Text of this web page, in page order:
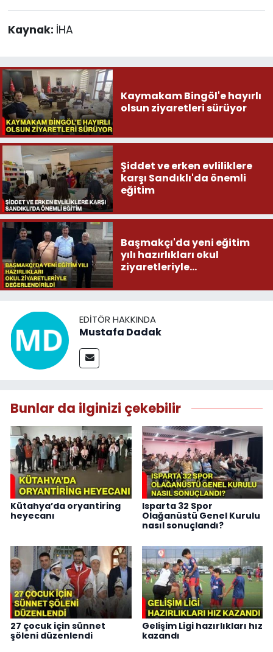
Kaynak: İHA
Kaymakam Bingöl'e hayırlı
olsun ziyaretleri sürüyor
Şiddet ve erken evliliklere
karşı Sandıklı'da önemli
eğitim
Başmakçı'da yeni eğitim
yılı hazırlıkları okul
ziyaretleriyle
EDITÖR HAKKINDA
Mustafa Dadak
Bunlar da ilginizi çekebilir
Kütahya’da oryantiring
heyecanı
Isparta 32 Spor
Olağanüstü Genel Kurulu
nasıl sonuçlandı?
27 çocuk için sünnet
şöleni düzenlendi
Gelişim Ligi hazırlıkları hız
kazandı